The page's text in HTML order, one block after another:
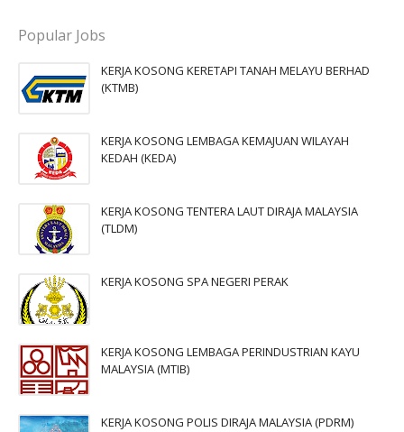
Popular Jobs
KERJA KOSONG KERETAPI TANAH MELAYU BERHAD
(KTMB)
KERJA KOSONG LEMBAGA KEMAJUAN WILAYAH
KEDAH (KEDA)
KERJA KOSONG TENTERA LAUT DIRAJA MALAYSIA
(TLDM)
KERJA KOSONG SPA NEGERI PERAK
KERJA KOSONG LEMBAGA PERINDUSTRIAN KAYU
MALAYSIA (MTIB)
KERJA KOSONG POLIS DIRAJA MALAYSIA (PDRM)